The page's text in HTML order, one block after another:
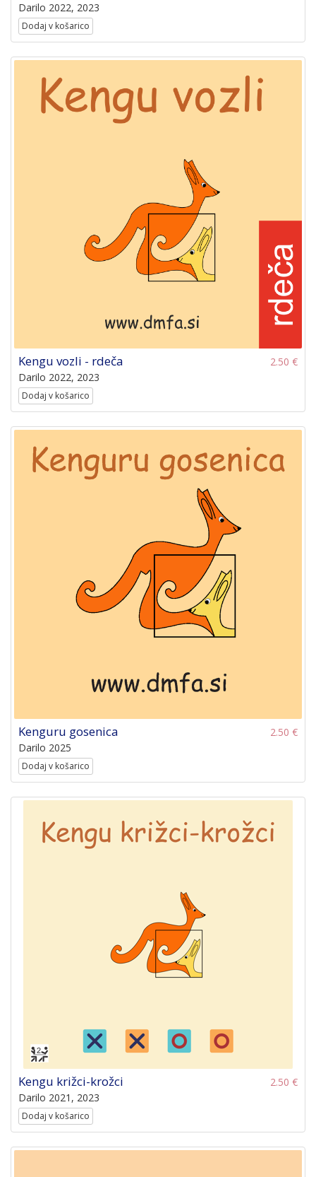
Darilo 2022, 2023
Dodaj v košarico
Kengu vozli - rdeča
2.50 €
Darilo 2022, 2023
Dodaj v košarico
Kenguru gosenica
2.50 €
Darilo 2025
Dodaj v košarico
Kengu križci-krožci
2.50 €
Darilo 2021, 2023
Dodaj v košarico